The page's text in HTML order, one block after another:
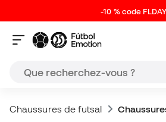
-10 % code
Chaussures de futsal